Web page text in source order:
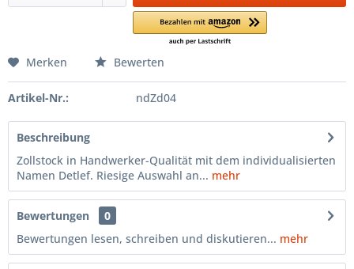
Merken Bewerten
Artikel-Nr.: ndZd04
Beschreibung
Zollstock in Handwerker-Qualität mit dem individualisierten
Namen Detlef. Riesige Auswahl an... mehr
Bewertungen
0
Bewertungen lesen, schreiben und diskutieren... mehr